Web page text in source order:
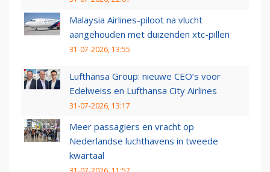
Malaysia Airlines-piloot na vlucht
aangehouden met duizenden xtc-pillen
31-07-2026, 13:55
Lufthansa Group: nieuwe CEO’s voor
Edelweiss en Lufthansa City Airlines
31-07-2026, 13:17
Meer passagiers en vracht op
Nederlandse luchthavens in tweede
kwartaal